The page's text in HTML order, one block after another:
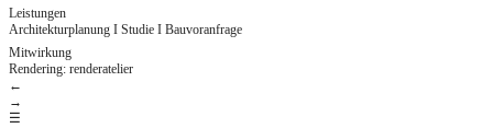
Leistungen
Architekturplanung I Studie I Bauvoranfrage
Mitwirkung
Rendering: renderatelier
←
→
☰